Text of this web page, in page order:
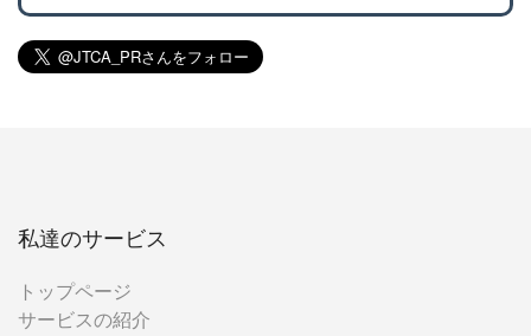
私達のサービス
トップページ
サービスの紹介